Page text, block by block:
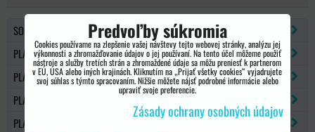
SONY PSP
PLAYSTATION 2
PLAYSTATION 3
PLAYSTATION 4
PLAYSTATION 5
Predvoľby súkromia
Cookies používame na zlepšenie vašej návštevy tejto webovej stránky, analýzu jej
výkonnosti a zhromažďovanie údajov o jej používaní. Na tento účel môžeme použiť
nástroje a služby tretích strán a zhromaždené údaje sa môžu preniesť k partnerom
v EÚ, USA alebo iných krajinách. Kliknutím na „Prijať všetky cookies“ vyjadrujete
svoj súhlas s týmto spracovaním. Nižšie môžete nájsť podrobné informácie alebo
upraviť svoje preferencie.
Zásady ochrany osobných údajov